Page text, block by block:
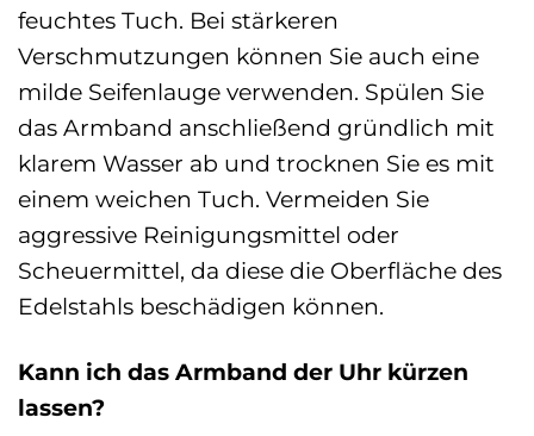
feuchtes Tuch. Bei stärkeren
Verschmutzungen können Sie auch eine
milde Seifenlauge verwenden. Spülen Sie
das Armband anschließend gründlich mit
klarem Wasser ab und trocknen Sie es mit
einem weichen Tuch. Vermeiden Sie
aggressive Reinigungsmittel oder
Scheuermittel, da diese die Oberfläche des
Edelstahls beschädigen können.
Kann ich das Armband der Uhr kürzen
lassen?